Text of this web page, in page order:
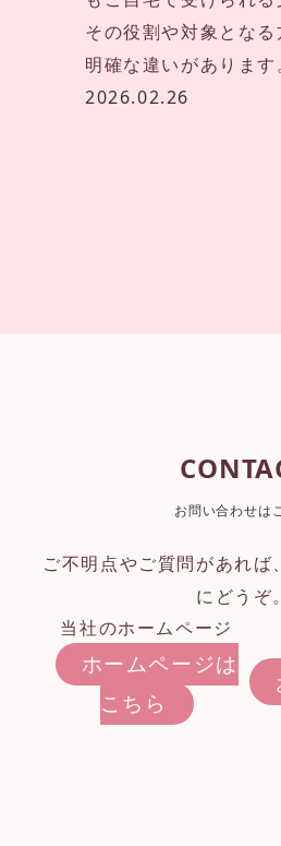
その役割や対象とな
明確な違いがあります
2026.02.26
お問い合わせは
ご不明点やご質問があれば
にどうぞ。
当社のホームページ
ホームページは
こちら